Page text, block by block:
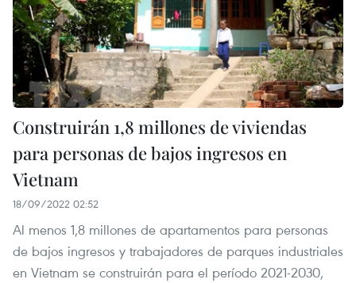
Construirán 1,8 millones de viviendas
para personas de bajos ingresos en
Vietnam
18/09/2022 02:52
Al menos 1,8 millones de apartamentos para personas
de bajos ingresos y trabajadores de parques industriales
en Vietnam se construirán para el período 2021-2030,